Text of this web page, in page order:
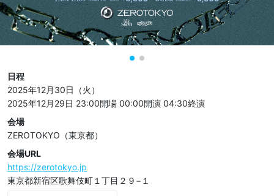
日程
2025年12月30日（火）
2025年12月29日 23:00開場 00:00開演 04:30終演
会場
ZEROTOKYO（東京都）
会場URL
https://zerotokyo.jp
東京都新宿区歌舞伎町１丁目２９−１